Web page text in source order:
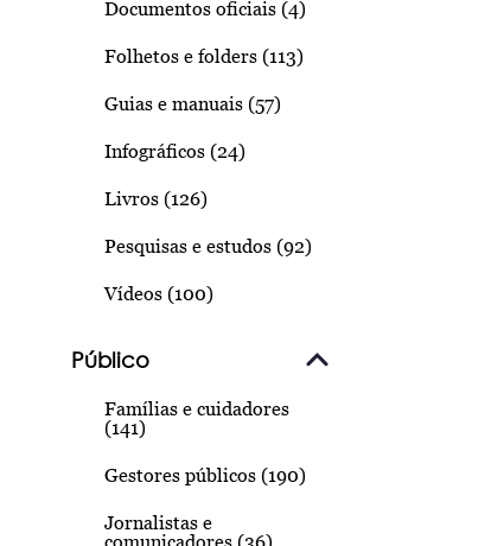
Documentos oficiais (4)
Folhetos e folders (113)
Guias e manuais (57)
Infográficos (24)
Livros (126)
Pesquisas e estudos (92)
Vídeos (100)
Público
Famílias e cuidadores
(141)
Gestores públicos (190)
Jornalistas e
comunicadores (36)